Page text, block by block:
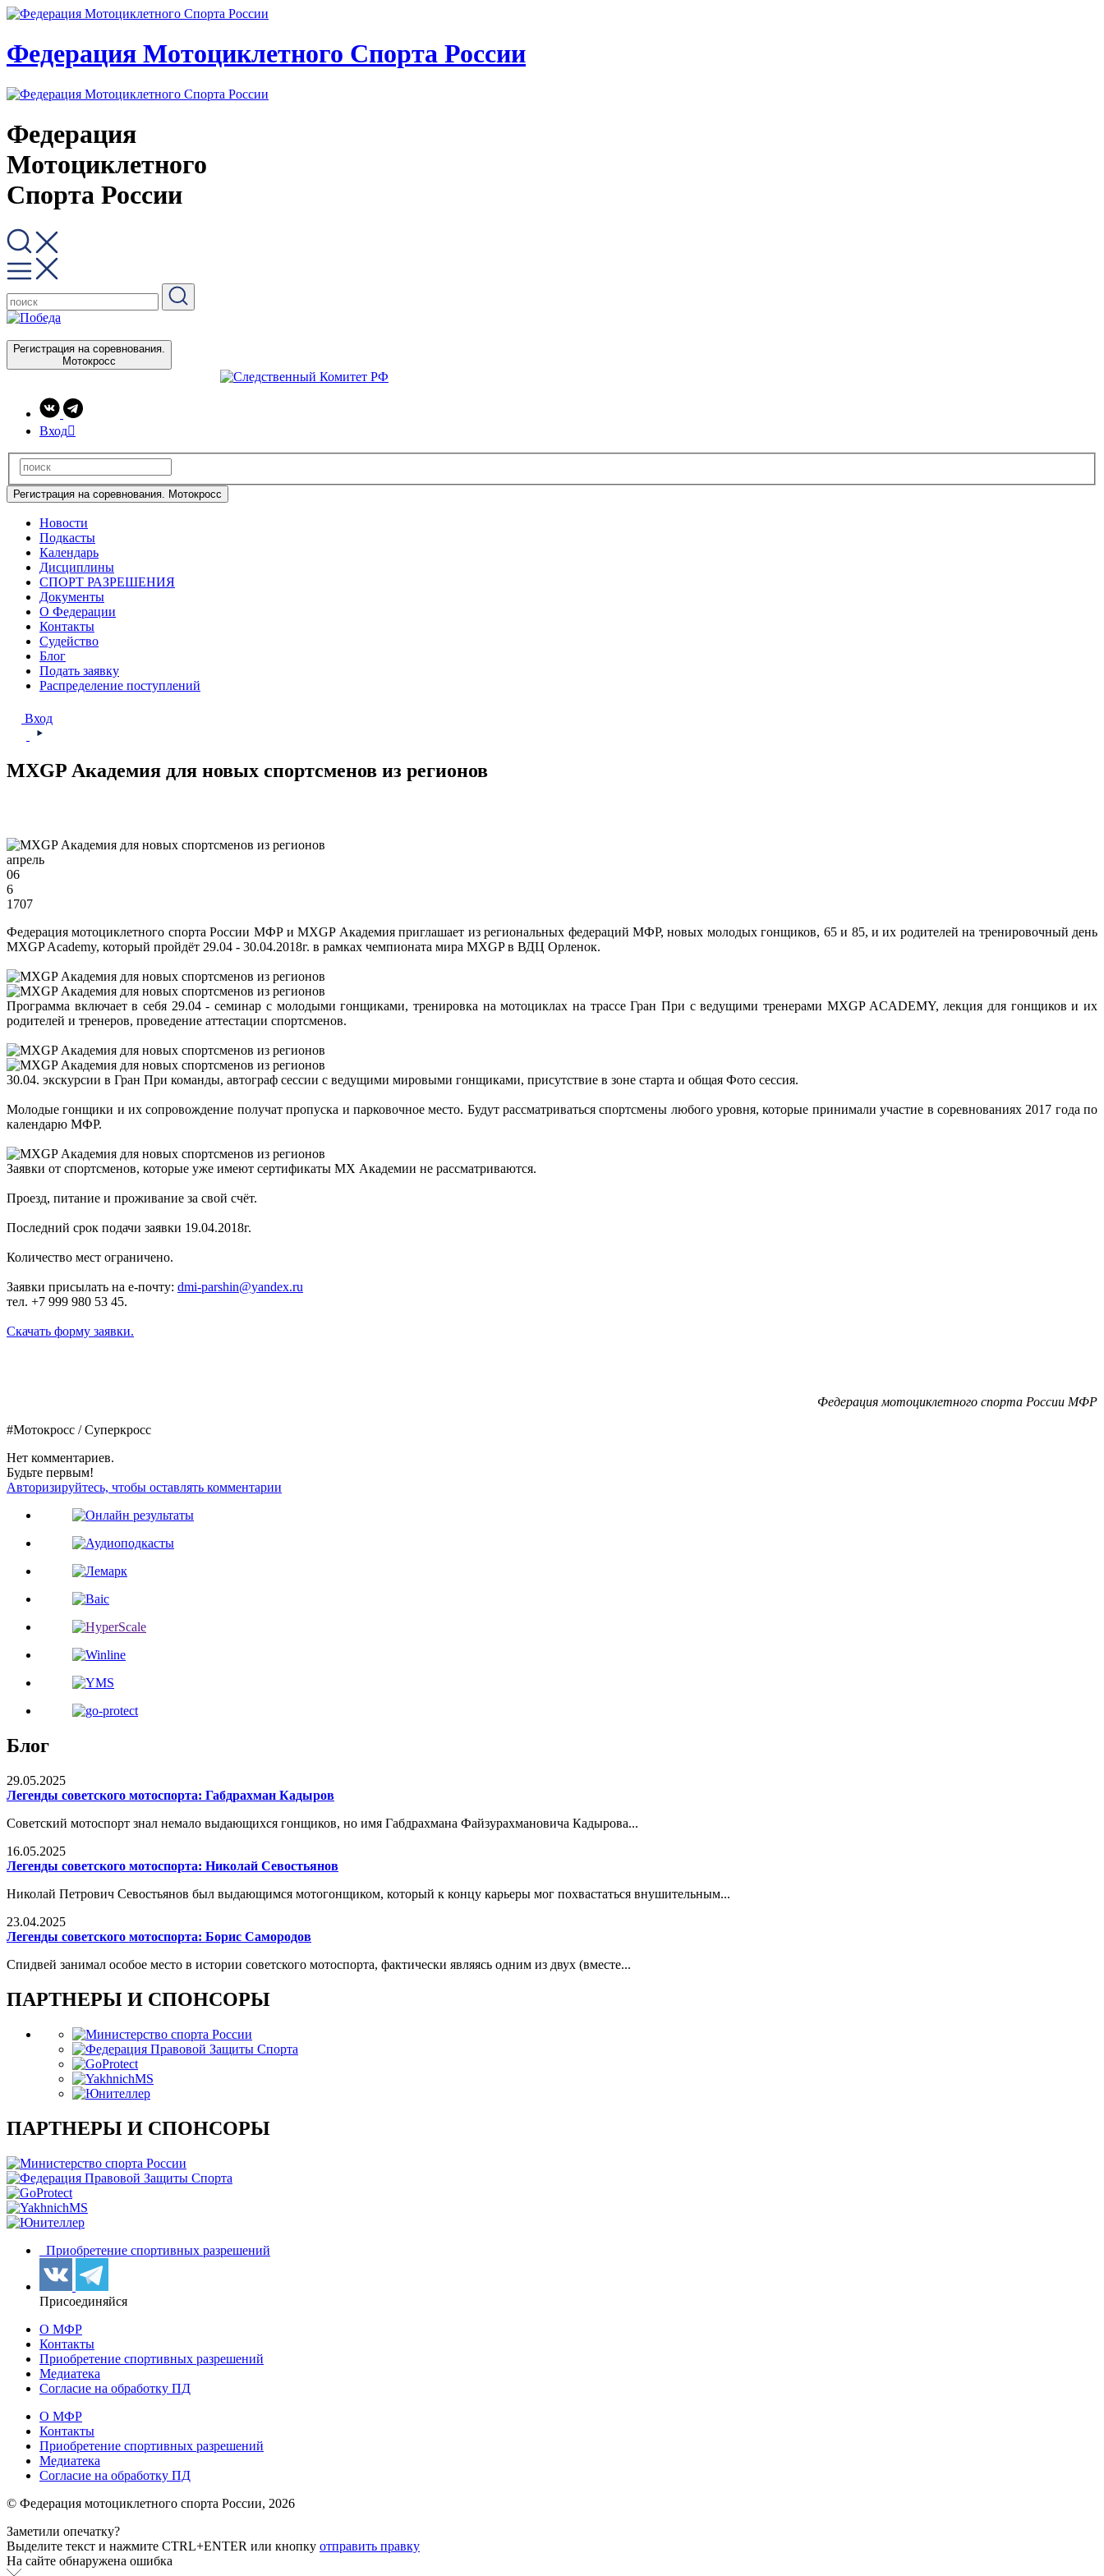
Федерация Мотоциклетного Спорта России
Федерация
Мотоциклетного
Спорта России
Регистрация на соревнования.
Мотокросс
Вход
Регистрация на соревнования. Мотокросс
Новости
Подкасты
Календарь
Дисциплины
СПОРТ РАЗРЕШЕНИЯ
Документы
О Федерации
Контакты
Судейство
Блог
Подать заявку
Распределение поступлений
Вход
МХGP Академия для новых спортсменов из регионов
апрель
06
6
1707
Федерация мотоциклетного спорта России МФР и МХGP Академия приглашает из региональных федераций МФР, новых молодых гонщиков, 65 и 85, и их родителей на тренировочный день
МХGP Academy, который пройдёт 29.04 - 30.04.2018г. в рамках чемпионата мира МХGP в ВДЦ Орленок.
Программа включает в себя 29.04 - семинар с молодыми гонщиками, тренировка на мотоциклах на трассе Гран При с ведущими тренерами МХGP ACADEMY, лекция для гонщиков и их
родителей и тренеров, проведение аттестации спортсменов.
30.04. экскурсии в Гран При команды, автограф сессии с ведущими мировыми гонщиками, присутствие в зоне старта и общая Фото сессия.
Молодые гонщики и их сопровождение получат пропуска и парковочное место. Будут рассматриваться спортсмены любого уровня, которые принимали участие в соревнованиях 2017 года по
календарю МФР.
Заявки от спортсменов, которые уже имеют сертификаты МХ Академии не рассматриваются.
Проезд, питание и проживание за свой счёт.
Последний срок подачи заявки 19.04.2018г.
Количество мест ограничено.
Заявки присылать на е-почту: dmi-parshin@yandex.ru
тел. +7 999 980 53 45.
Скачать форму заявки.
Федерация мотоциклетного спорта России МФР
#Мотокросс / Суперкросс
Нет комментариев.
Будьте первым!
Авторизируйтесь, чтобы оставлять комментарии
Блог
29.05.2025
Легенды советского мотоспорта: Габдрахман Кадыров
Советский мотоспорт знал немало выдающихся гонщиков, но имя Габдрахмана Файзурахмановича Кадырова...
16.05.2025
Легенды советского мотоспорта: Николай Севостьянов
Николай Петрович Севостьянов был выдающимся мотогонщиком, который к концу карьеры мог похвастаться внушительным...
23.04.2025
Легенды советского мотоспорта: Борис Самородов
Спидвей занимал особое место в истории советского мотоспорта, фактически являясь одним из двух (вместе...
ПАРТНЕРЫ И СПОНСОРЫ
ПАРТНЕРЫ И СПОНСОРЫ
Приобретение спортивных разрешений
Присоединяйся
О МФР
Контакты
Приобретение спортивных разрешений
Медиатека
Согласие на обработку ПД
О МФР
Контакты
Приобретение спортивных разрешений
Медиатека
Согласие на обработку ПД
© Федерация мотоциклетного спорта России, 2026
Заметили опечатку?
Выделите текст и нажмите CTRL+ENTER или кнопку отправить правку
На сайте обнаружена ошибка